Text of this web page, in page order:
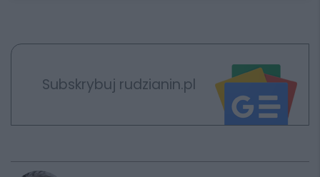
Subskrybuj rudzianin.pl